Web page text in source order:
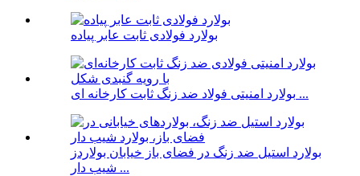
بولارد فولادی ثابت عابر پیاده
بولارد امنیتی فولاد ضد زنگ ثابت کارخانه ای ...
بولارد استیل ضد زنگ در فضای باز خیابان بولاردز
شیب دار ...